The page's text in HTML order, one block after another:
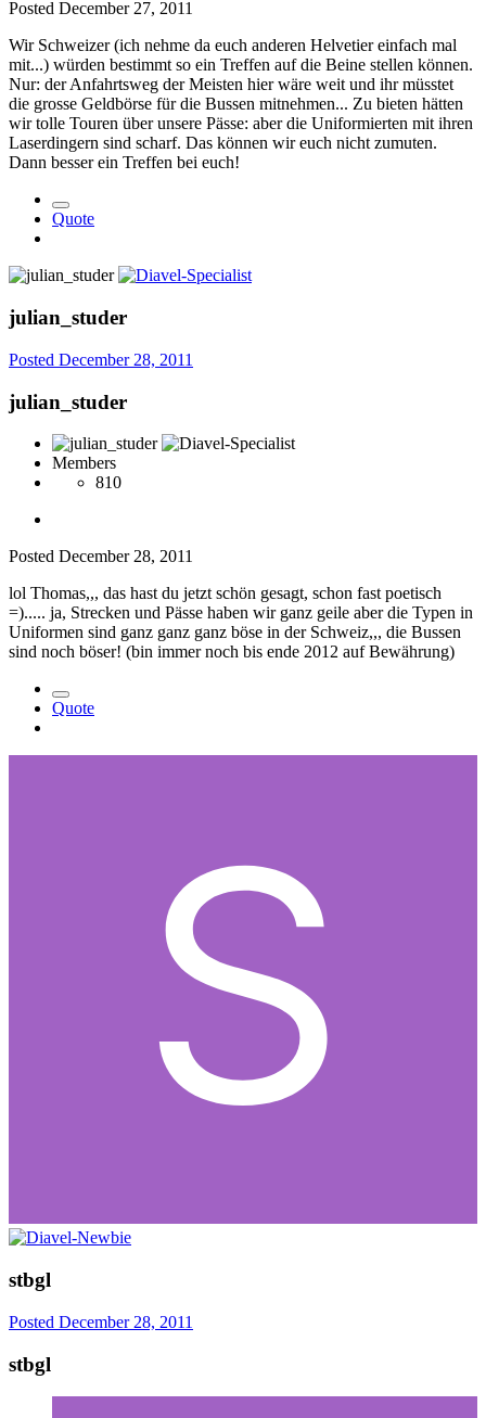
Posted December 27, 2011
Wir Schweizer (ich nehme da euch anderen Helvetier einfach mal
mit...) würden bestimmt so ein Treffen auf die Beine stellen können.
Nur: der Anfahrtsweg der Meisten hier wäre weit und ihr müsstet
die grosse Geldbörse für die Bussen mitnehmen... Zu bieten hätten
wir tolle Touren über unsere Pässe: aber die Uniformierten mit ihren
Laserdingern sind scharf. Das können wir euch nicht zumuten.
Dann besser ein Treffen bei euch!
Quote
julian_studer
Posted December 28, 2011
julian_studer
Members
810
Posted December 28, 2011
lol Thomas,,, das hast du jetzt schön gesagt, schon fast poetisch
=)..... ja, Strecken und Pässe haben wir ganz geile aber die Typen in
Uniformen sind ganz ganz ganz böse in der Schweiz,,, die Bussen
sind noch böser! (bin immer noch bis ende 2012 auf Bewährung)
Quote
stbgl
Posted December 28, 2011
stbgl